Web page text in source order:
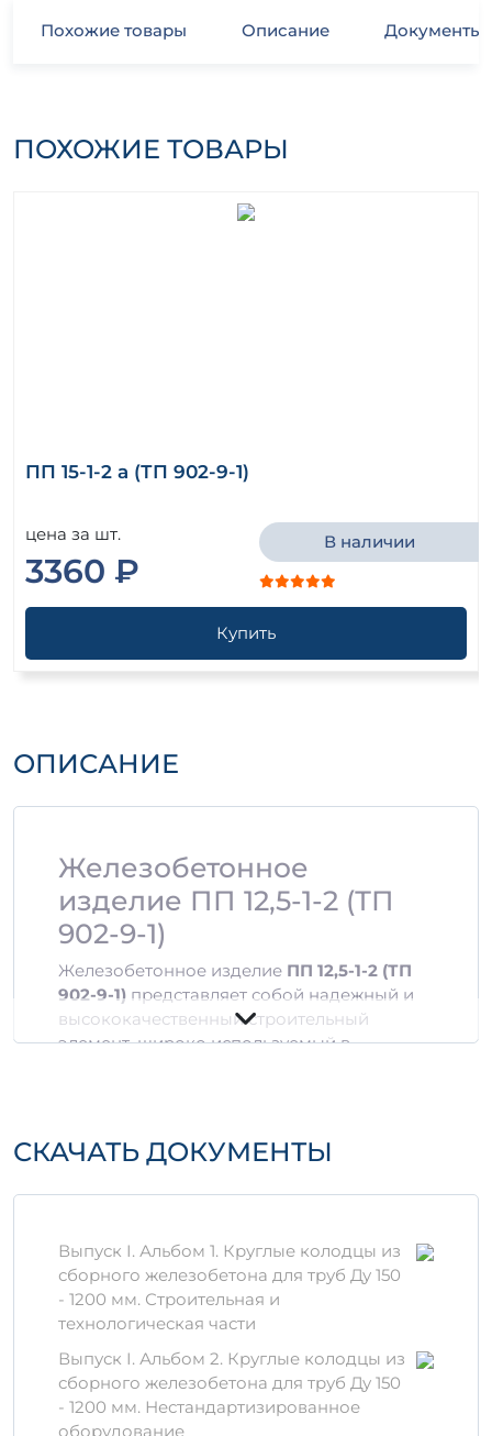
Похожие товары Описание Документы
ПОХОЖИЕ ТОВАРЫ
ПП 15-1-2 а (ТП 902-9-1)
цена за шт.
3360 ₽
В наличии
Купить
ОПИСАНИЕ
Железобетонное
изделие ПП 12,5-1-2 (ТП
902-9-1)
Железобетонное изделие ПП 12,5-1-2 (ТП
902-9-1) представляет собой надежный и
высококачественный строительный
элемент, широко используемый в
специальных влагозащитных добавок.
Объем: 0,13 м3, 0,2982 м3
Марка бетона: не менее В25
Форма: стандартные размеры,
обеспечивающие совместимость с
другими элементами
Преимущества
использования
СКАЧАТЬ ДОКУМЕНТЫ
Выпуск I. Альбом 1. Круглые колодцы из
сборного железобетона для труб Ду 150
- 1200 мм. Строительная и
технологическая части
Выпуск I. Альбом 2. Круглые колодцы из
сборного железобетона для труб Ду 150
- 1200 мм. Нестандартизированное
оборудование